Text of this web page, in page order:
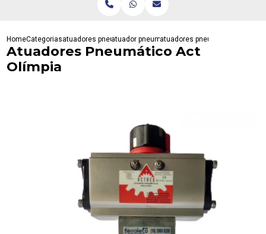
HomeCategoriasatuadores pneumaticosatuador pneumatico de dupla acao
atuadores pneumatico act
Atuadores Pneumático Act
Olímpia